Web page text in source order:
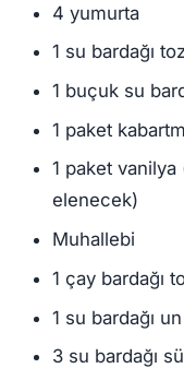
4 yumurta
1 su bardağı
1 buçuk su
1 paket
1 paket vanilya
elenecek)
Muhallebi
1 çay bardağı
1 su bardağı un
3 su bardağı